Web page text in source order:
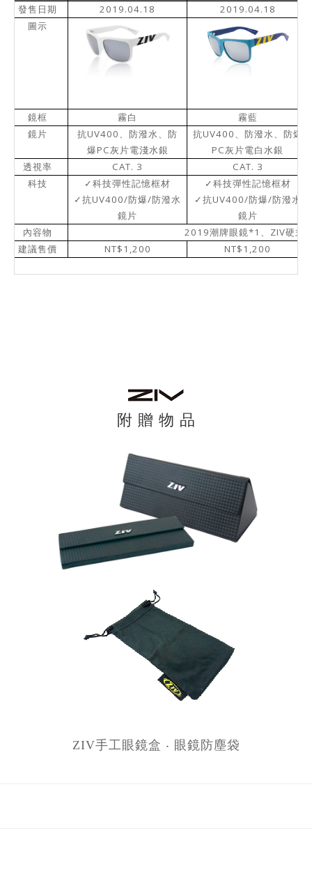
發售日期 2019.04.18 2019.04.18
圖示
鏡框 霧白
霧藍
鏡片
抗UV400 、防潑水、防
爆PC灰片電淺水銀
抗UV400 、防潑水、防爆
PC灰片電白水銀
透視率 CAT. 3 CAT. 3
科技 ✓科技彈性記憶框材
✓抗UV400/防爆/防潑水
鏡片
✓ 科技彈性記憶框材
✓ 抗UV400/ 防爆/ 防潑水
鏡片
內容物
2019潮牌眼鏡*1 、 ZIV硬式
建議售價
NT$1,200 NT$1,200
附 贈 物 品
ZIV手工眼鏡盒 ‧ 眼鏡防塵袋